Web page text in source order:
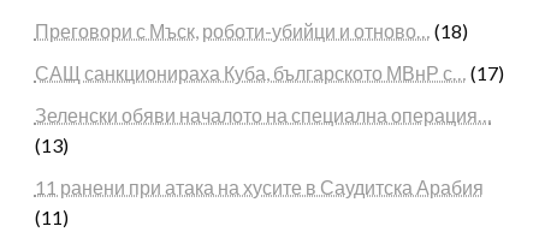
Преговори с Мъск, роботи-убийци и отново… (18)
САЩ санкционираха Куба, българското МВнР с… (17)
Зеленски обяви началото на специална операция…
(13)
11 ранени при атака на хусите в Саудитска Арабия
(11)